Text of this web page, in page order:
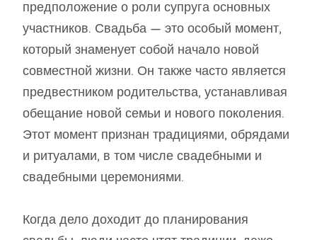
предположение о роли супруга основных
участников. Свадьба — это особый момент,
который знаменует собой начало новой
совместной жизни. Он также часто является
предвестником родительства, устанавливая
обещание новой семьи и нового поколения.
Этот момент признан традициями, обрядами
и ритуалами, в том числе свадебными и
свадебными церемониями.
Когда дело доходит до планирования